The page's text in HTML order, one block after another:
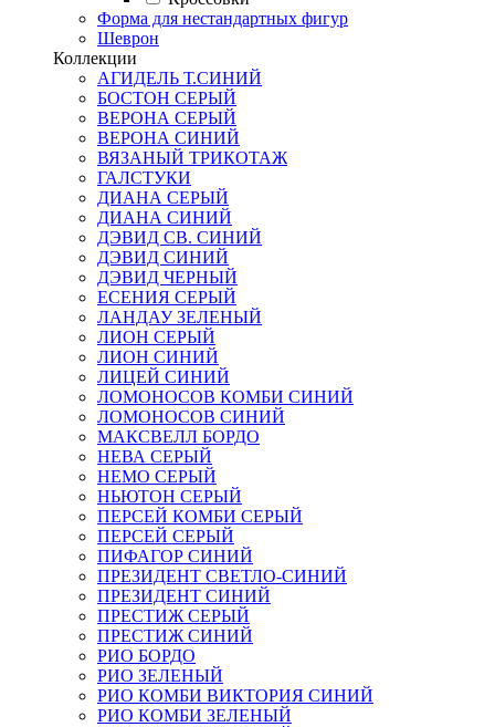
Форма для нестандартных фигур
Шеврон
Коллекции
АГИДЕЛЬ Т.СИНИЙ
БОСТОН СЕРЫЙ
ВЕРОНА СЕРЫЙ
ВЕРОНА СИНИЙ
ВЯЗАНЫЙ ТРИКОТАЖ
ГАЛСТУКИ
ДИАНА СЕРЫЙ
ДИАНА СИНИЙ
ДЭВИД СВ. СИНИЙ
ДЭВИД СИНИЙ
ДЭВИД ЧЕРНЫЙ
ЕСЕНИЯ СЕРЫЙ
ЛАНДАУ ЗЕЛЕНЫЙ
ЛИОН СЕРЫЙ
ЛИОН СИНИЙ
ЛИЦЕЙ СИНИЙ
ЛОМОНОСОВ КОМБИ СИНИЙ
ЛОМОНОСОВ СИНИЙ
МАКСВЕЛЛ БОРДО
НЕВА СЕРЫЙ
НЕМО СЕРЫЙ
НЬЮТОН СЕРЫЙ
ПЕРСЕЙ КОМБИ СЕРЫЙ
ПЕРСЕЙ СЕРЫЙ
ПИФАГОР СИНИЙ
ПРЕЗИДЕНТ СВЕТЛО-СИНИЙ
ПРЕЗИДЕНТ СИНИЙ
ПРЕСТИЖ СЕРЫЙ
ПРЕСТИЖ СИНИЙ
РИО БОРДО
РИО ЗЕЛЕНЫЙ
РИО КОМБИ ВИКТОРИЯ СИНИЙ
РИО КОМБИ ЗЕЛЕНЫЙ